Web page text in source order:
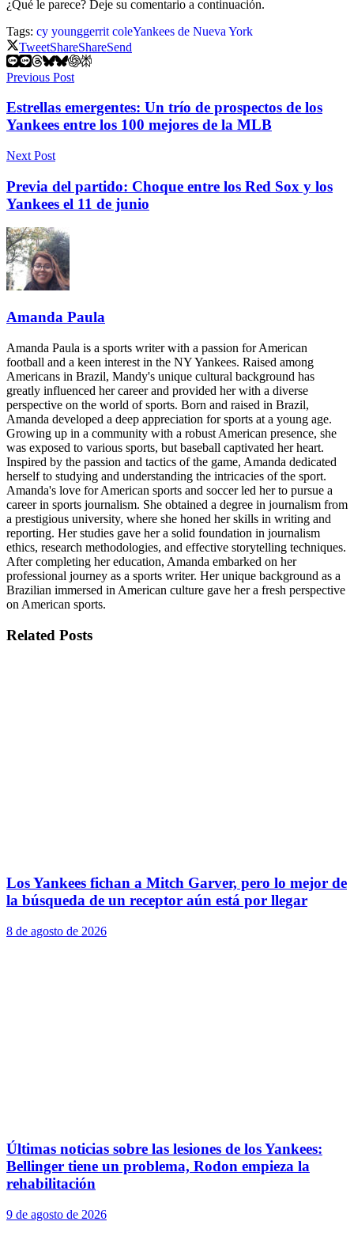
¿Qué le parece? Deje su comentario a continuación.
Tags: cy younggerrit coleYankees de Nueva York
TweetShareShareSend
Previous Post
Estrellas emergentes: Un trío de prospectos de los
Yankees entre los 100 mejores de la MLB
Next Post
Previa del partido: Choque entre los Red Sox y los
Yankees el 11 de junio
Amanda Paula
Amanda Paula is a sports writer with a passion for American
football and a keen interest in the NY Yankees. Raised among
Americans in Brazil, Mandy's unique cultural background has
greatly influenced her career and provided her with a diverse
perspective on the world of sports. Born and raised in Brazil,
Amanda developed a deep appreciation for sports at a young age.
Growing up in a community with a robust American presence, she
was exposed to various sports, but baseball captivated her heart.
Inspired by the passion and tactics of the game, Amanda dedicated
herself to studying and understanding the intricacies of the sport.
Amanda's love for American sports and soccer led her to pursue a
career in sports journalism. She obtained a degree in journalism from
a prestigious university, where she honed her skills in writing and
reporting. Her studies gave her a solid foundation in journalism
ethics, research methodologies, and effective storytelling techniques.
After completing her education, Amanda embarked on her
professional journey as a sports writer. Her unique background as a
Brazilian immersed in American culture gave her a fresh perspective
on American sports.
Related Posts
Los Yankees fichan a Mitch Garver, pero lo mejor de
la búsqueda de un receptor aún está por llegar
8 de agosto de 2026
Últimas noticias sobre las lesiones de los Yankees:
Bellinger tiene un problema, Rodon empieza la
rehabilitación
9 de agosto de 2026